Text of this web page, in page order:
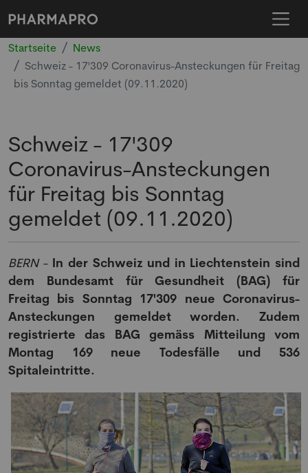
Startseite
News
Schweiz - 17'309 Coronavirus-Ansteckungen für Freitag
bis Sonntag gemeldet (09.11.2020)
Schweiz - 17'309
Coronavirus-Ansteckungen
für Freitag bis Sonntag
gemeldet (09.11.2020)
BERN- In der Schweiz und in Liechtenstein sind
dem Bundesamt für Gesundheit (BAG) für
Freitag bis Sonntag 17'309 neue Coronavirus-
Ansteckungen gemeldet worden. Zudem
registrierte das BAG gemäss Mitteilung vom
Montag 169 neue Todesfälle und 536
Spitaleintritte.